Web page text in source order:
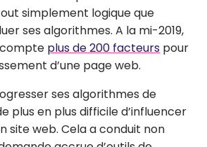
simplement logique que
ses algorithmes. A la mi-2019,
plus de 200 facteurs pour
d’une page web.
ses algorithmes de
plus en plus difficile d’influencer
site web. Cela a conduit non